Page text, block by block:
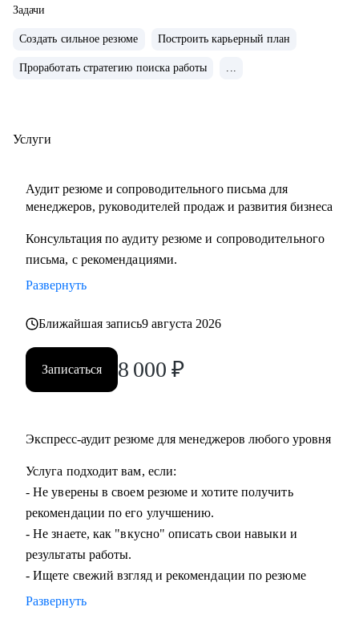
• Спикер-эксперт в Phoenix Education — бюро
образовательных проектов.
сопроводительное письмо.
• Определиться с карьерной целью.
уровня до руководителя подразделения.
команды.
сотрудником/руководителем.
Кому могу помочь:
• Специалистам всех уровней в области, операций,
определиться с дальнейшими шагами.
• Тем, кто только стал руководителем: как работать с
командой, выстраивать эффективные процессы,
мотивировать, как работать с заказчиками и
руководителями.
• Опытным руководителям, кто испытывает сложности в
работе с командой или не понимает как дальше расти.
Задачи
Создать сильное резюме Построить карьерный план
Проработать стратегию поиска работы ...
Услуги
Аудит резюме и сопроводительного письма для
менеджеров, руководителей продаж и развития бизнеса
Консультация по аудиту резюме и сопроводительного
письма, с рекомендациями.
Развернуть
Ближайшая запись9 августа 2026
Записаться 8 000 ₽
Экспресс-аудит резюме для менеджеров любого уровня
Услуга подходит вам, если:
- Не уверены в своем резюме и хотите получить
рекомендации по его улучшению.
- Не знаете, как "вкусно" описать свои навыки и
результаты работы.
- Ищете свежий взгляд и рекомендации по резюме
Развернуть